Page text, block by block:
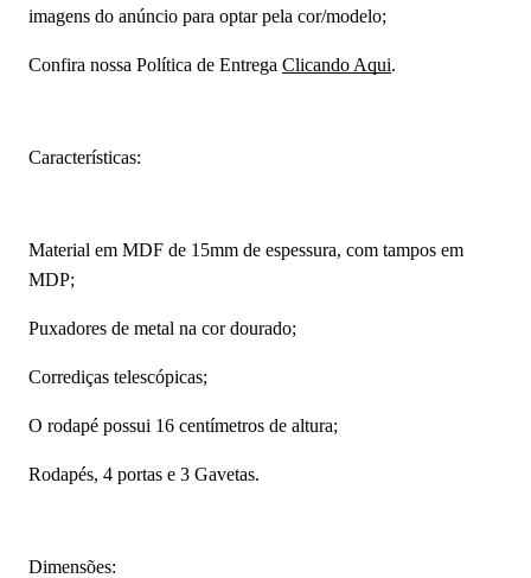
imagens do anúncio para optar pela cor/modelo;
Confira nossa Política de Entrega Clicando Aqui.
Características:
Material em MDF de 15mm de espessura, com tampos em
MDP;
Puxadores de metal na cor dourado;
Corrediças telescópicas;
O rodapé possui 16 centímetros de altura;
Rodapés, 4 portas e 3 Gavetas.
Dimensões: